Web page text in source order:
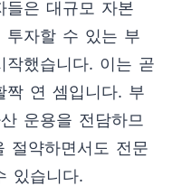
들은 대규모 자본
투자할 수 있는 부
했습니다. 이는 곧
짝 연 셈입니다. 부
운용을 전담하므
절약하면서도 전문
있습니다.